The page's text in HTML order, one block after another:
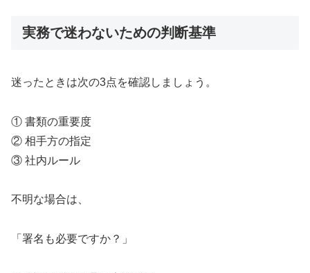
実務で迷わないための判断基準
迷ったときは次の3点を確認しましょう。
① 書類の重要度
② 相手方の指定
③ 社内ルール
不明な場合は、
「署名も必要ですか？」